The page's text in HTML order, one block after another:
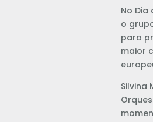
No Dia
o
para
maior
Silvina